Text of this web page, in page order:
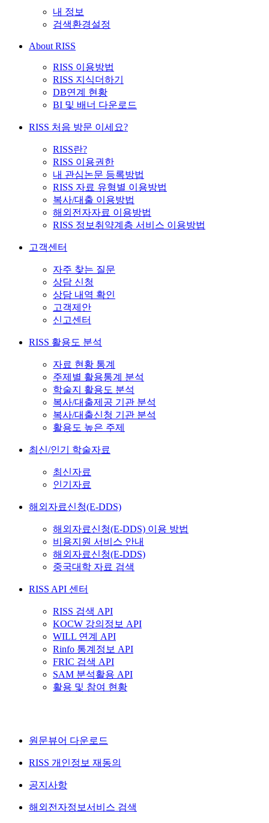
내 정보
검색환경설정
About RISS
RISS 이용방법
RISS 지식더하기
DB연계 현황
BI 및 배너 다운로드
RISS 처음 방문 이세요?
RISS란?
RISS 이용권한
내 관심논문 등록방법
RISS 자료 유형별 이용방법
복사/대출 이용방법
해외전자자료 이용방법
RISS 정보취약계층 서비스 이용방법
고객센터
자주 찾는 질문
상담 신청
상담 내역 확인
고객제안
신고센터
RISS 활용도 분석
자료 현황 통계
주제별 활용통계 분석
학술지 활용도 분석
복사/대출제공 기관 분석
복사/대출신청 기관 분석
활용도 높은 주제
최신/인기 학술자료
최신자료
인기자료
해외자료신청(E-DDS)
해외자료신청(E-DDS) 이용 방법
비용지원 서비스 안내
해외자료신청(E-DDS)
중국대학 자료 검색
RISS API 센터
RISS 검색 API
KOCW 강의정보 API
WILL 연계 API
Rinfo 통계정보 API
FRIC 검색 API
SAM 분석활용 API
활용 및 참여 현황
원문뷰어 다운로드
RISS 개인정보 재동의
공지사항
해외전자정보서비스 검색